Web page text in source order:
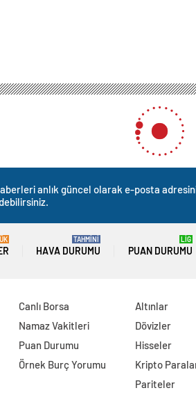
anlık güncel olarak e-posta
HAVA DURUMU
TAHMİNİ
PUAN DURUMU
LİG
Canlı Borsa
Namaz Vakitleri
Puan Durumu
Örnek Burç Yorumu
Altınlar
Dövizler
Hisseler
Kripto
Pariteler